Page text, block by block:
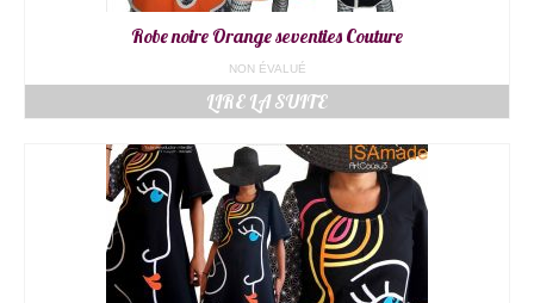
Robe noire Orange seventies Couture
NON ÉVALUÉ
LIRE LA SUITE